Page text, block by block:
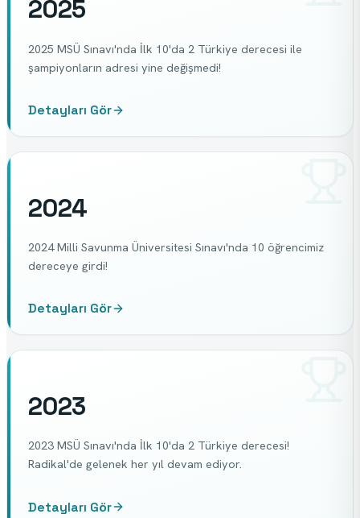
2025
2025 MSÜ Sınavı'nda İlk 10'da 2 Türkiye derecesi ile
şampiyonların adresi yine değişmedi!
Detayları Gör
2024
2024 Milli Savunma Üniversitesi Sınavı'nda 10 öğrencimiz
dereceye girdi!
Detayları Gör
2023
2023 MSÜ Sınavı'nda İlk 10'da 2 Türkiye derecesi!
Radikal'de gelenek her yıl devam ediyor.
Detayları Gör